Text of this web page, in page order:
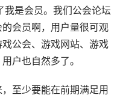
我是会员。我们公会论坛
会员啊，用户量很可观
公会、游戏网站、游戏
户也自然多了。
至少要能在前期满足用